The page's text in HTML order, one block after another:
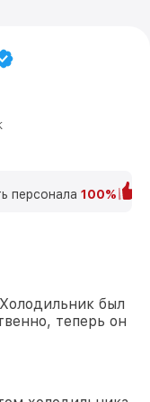
персонала 100%
был
теперь он